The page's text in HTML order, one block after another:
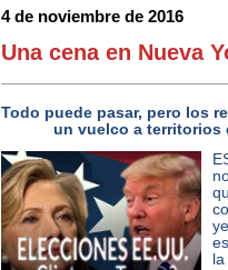
4 de noviembre de 2016
Una cena en Nueva
Todo puede pasar, pero los
un vuelco a